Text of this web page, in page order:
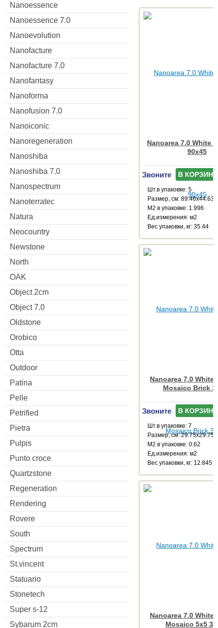
Nanoessence
Nanoessence 7.0
Nanoevolution
Nanofacture
Nanofacture 7.0
Nanofantasy
Nanoforma
Nanofusion 7.0
Nanoiconic
Nanoregeneration
Nanoshiba
Nanoshiba 7.0
Nanospectrum
Nanoterratec
Natura
Neocountry
Newstone
North
OAK
Object 2cm
Object 7.0
Oldstone
Orobico
Otta
Outdoor
Patina
Pelle
Petrified
Pietra
Pulpis
Punto croce
Quartzstone
Regeneration
Rendering
Rovere
South
Spectrum
St.vincent
Statuario
Stonetech
Super s-12
Sybarum 2cm
Nanoarea 7.0 White
90x45
Звоните В КОРЗИНУ
Шт.в упаковке: 5
Размер, см: 89.46x44.63
М2 в упаковке: 1.996
Ед.измерения: м2
Веc упаковки, кг: 35.44
Nanoarea 7.0 White
Mosaico Brick
Звоните В КОРЗИНУ
Шт.в упаковке: 7
Размер, см: 29.75x29.75
М2 в упаковке: 0.62
Ед.измерения: м2
Веc упаковки, кг: 12.845
Nanoarea 7.0 White
Mosaico 5x5